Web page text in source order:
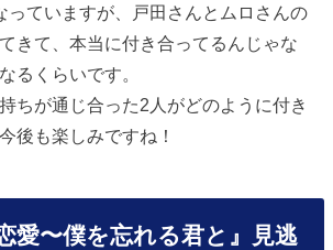
っていますが、戸田さんとムロさんの
きて、本当に付き合ってるんじゃな
るくらいです。
ちが通じ合った2人がどのように付き
後も楽しみですね！
愛〜僕を忘れる君と』見逃